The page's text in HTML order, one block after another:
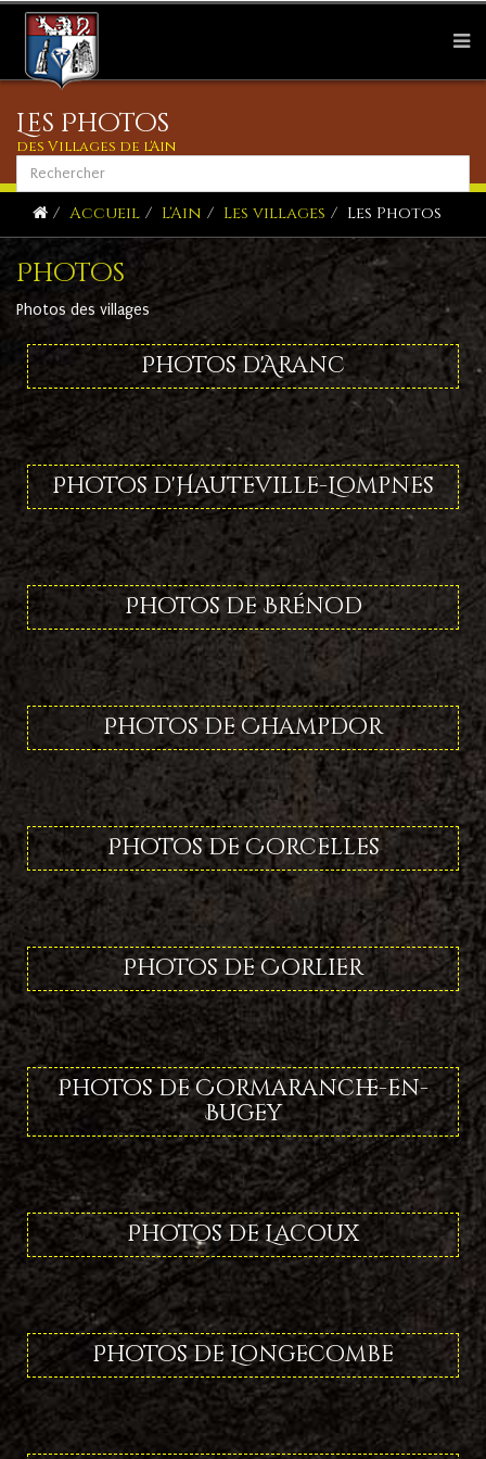
Les Photos
des Villages de l'Ain
Accueil L'Ain Les villages Les Photos
Photos
Photos des villages
Photos d'Aranc
Photos d'Hauteville-Lompnes
Photos de Brénod
Photos de Champdor
Photos de Corcelles
Photos de Corlier
Photos de Cormaranche-en-
Bugey
Photos de Lacoux
Photos de Longecombe